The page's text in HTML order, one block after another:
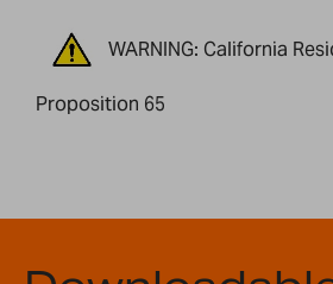
WARNING: California
Proposition 65